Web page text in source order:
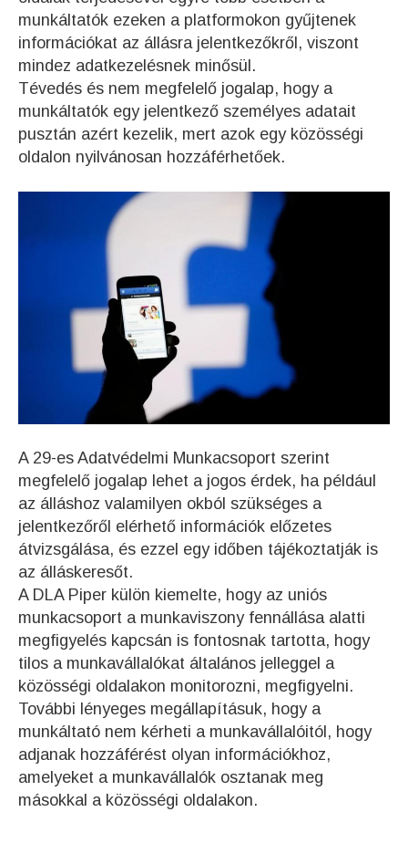
munkáltatók ezeken a platformokon gyűjtenek
információkat az állásra jelentkezőkről, viszont
mindez adatkezelésnek minősül.
Tévedés és nem megfelelő jogalap, hogy a
munkáltatók egy jelentkező személyes adatait
pusztán azért kezelik, mert azok egy közösségi
oldalon nyilvánosan hozzáférhetőek.
A 29-es Adatvédelmi Munkacsoport szerint
megfelelő jogalap lehet a jogos érdek, ha például
az álláshoz valamilyen okból szükséges a
jelentkezőről elérhető információk előzetes
átvizsgálása, és ezzel egy időben tájékoztatják is
az álláskeresőt.
A DLA Piper külön kiemelte, hogy az uniós
munkacsoport a munkaviszony fennállása alatti
megfigyelés kapcsán is fontosnak tartotta, hogy
tilos a munkavállalókat általános jelleggel a
közösségi oldalakon monitorozni, megfigyelni.
További lényeges megállapításuk, hogy a
munkáltató nem kérheti a munkavállalóitól, hogy
adjanak hozzáférést olyan információkhoz,
amelyeket a munkavállalók osztanak meg
másokkal a közösségi oldalakon.